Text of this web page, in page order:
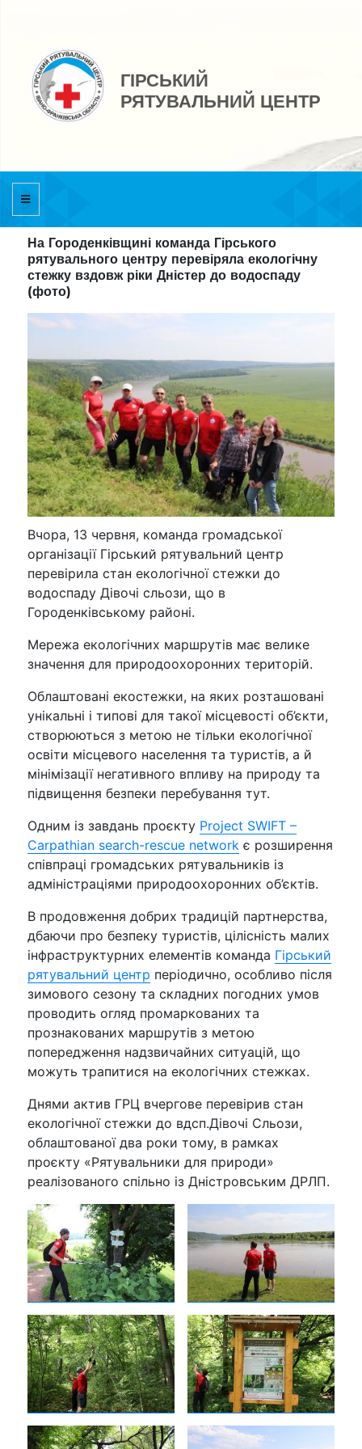
ГІРСЬКИЙ
РЯТУВАЛЬНИЙ ЦЕНТР
На Городенківщині команда Гірського
рятувального центру перевіряла екологічну
стежку вздовж ріки Дністер до водоспаду
(фото)
Вчора, 13 червня, команда громадської
організації Гірський рятувальний центр
перевірила стан екологічної стежки до
водоспаду Дівочі сльози, що в
Городенківському районі.
Мережа екологічних маршрутів має велике
значення для природоохоронних територій.
Облаштовані екостежки, на яких розташовані
унікальні і типові для такої місцевості об’єкти,
створюються з метою не тільки екологічної
освіти місцевого населення та туристів, а й
мінімізації негативного впливу на природу та
підвищення безпеки перебування тут.
Одним із завдань проєкту Project SWIFT –
Carpathian search-rescue network є розширення
співпраці громадських рятувальників із
адміністраціями природоохоронних об’єктів.
В продовження добрих традицій партнерства,
дбаючи про безпеку туристів, цілісність малих
інфраструктурних елементів команда Гірський
рятувальний центр періодично, особливо після
зимового сезону та складних погодних умов
проводить огляд промаркованих та
прознакованих маршрутів з метою
попередження надзвичайних ситуацій, що
можуть трапитися на екологічних стежках.
Днями актив ГРЦ вчергове перевірив стан
екологічної стежки до вдсп.Дівочі Сльози,
облаштованої два роки тому, в рамках
проєкту «Рятувальники для природи»
реалізованого спільно із Дністровським ДРЛП.